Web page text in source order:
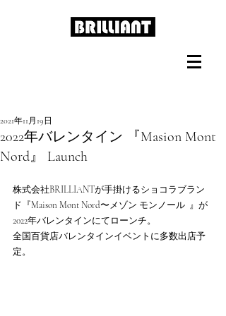
2022年バレンタイン 『Masion Mont
Nord』 Launch
2021年11月19日
株式会社BRILLIANTが手掛けるショコラブラン
ド『Maison Mont Nord〜メゾン モンノール  』が
2022年バレンタインにてローンチ。
全国百貨店バレンタインイベントに多数出店予
定。